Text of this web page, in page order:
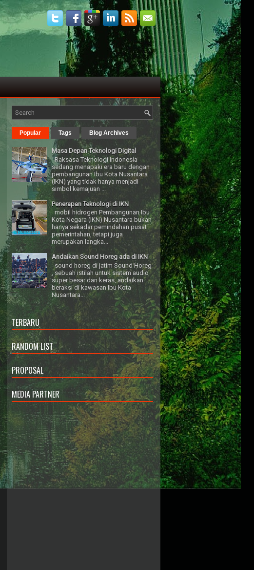
Popular Tags Blog Archives
Masa Depan Teknologi Digital
Raksasa Teknologi Indonesia
sedang menapaki era baru dengan
pembangunan Ibu Kota Nusantara
(IKN) yang tidak hanya menjadi
simbol kemajuan ...
Penerapan Teknologi di IKN
mobil hidrogen Pembangunan Ibu
Kota Negara (IKN) Nusantara bukan
hanya sekadar pemindahan pusat
pemerintahan, tetapi juga
merupakan langka...
Andaikan Sound Horeg ada di IKN
sound horeg di jatim Sound Horeg
, sebuah istilah untuk sistem audio
super besar dan keras, andaikan
beraksi di kawasan Ibu Kota
Nusantara...
TERBARU
RANDOM LIST
PROPOSAL
MEDIA PARTNER